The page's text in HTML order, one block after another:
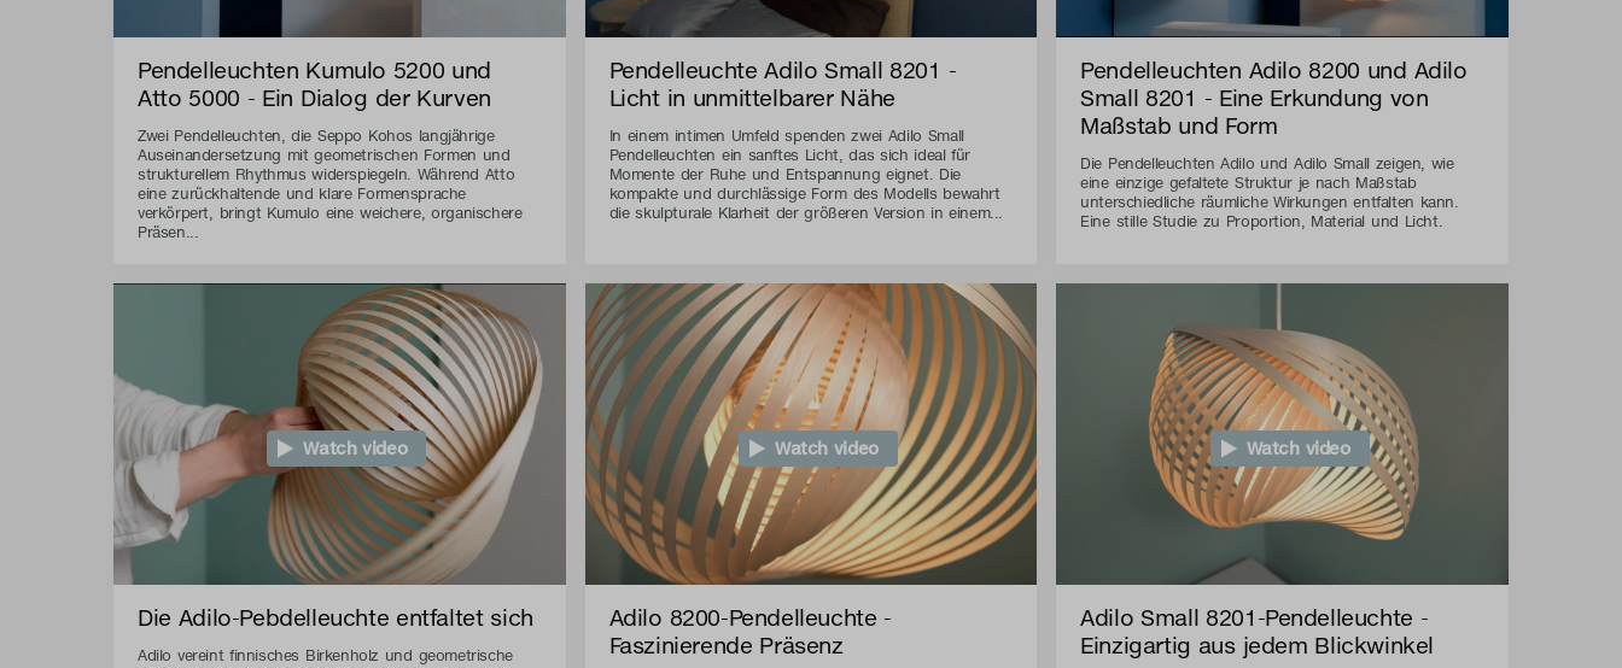
Pendelleuchten Kumulo 5200 und
Atto 5000 - Ein Dialog der Kurven
Zwei Pendelleuchten, die Seppo Kohos langjährige
Auseinandersetzung mit geometrischen Formen und
strukturellem Rhythmus widerspiegeln. Während Atto
eine zurückhaltende und klare Formensprache
verkörpert, bringt Kumulo eine weichere, organischere
Präsen...
Pendelleuchte Adilo Small 8201 -
Licht in unmittelbarer Nähe
In einem intimen Umfeld spenden zwei Adilo Small
Pendelleuchten ein sanftes Licht, das sich ideal für
Momente der Ruhe und Entspannung eignet. Die
kompakte und durchlässige Form des Modells bewahrt
die skulpturale Klarheit der größeren Version in einem...
Pendelleuchten Adilo 8200 und Adilo
Small 8201 - Eine Erkundung von
Maßstab und Form
Die Pendelleuchten Adilo und Adilo Small zeigen, wie
eine einzige gefaltete Struktur je nach Maßstab
unterschiedliche räumliche Wirkungen entfalten kann.
Eine stille Studie zu Proportion, Material und Licht.
Watch video
Die Adilo-Pebdelleuchte entfaltet sich
Adilo vereint finnisches Birkenholz und geometrische
Watch video
Adilo 8200-Pendelleuchte -
Faszinierende Präsenz
Watch video
Adilo Small 8201-Pendelleuchte -
Einzigartig aus jedem Blickwinkel